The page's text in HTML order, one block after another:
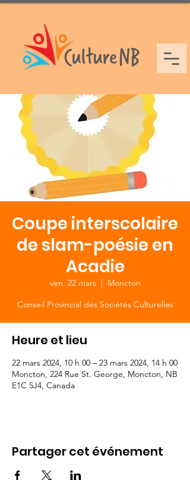
Coupe interscolaire
de slam-poésie en
Acadie
ven. 22 mars
  |
Moncton
Conseil Provincial des Sociétés Culturelles
Heure et lieu
22 mars 2024, 10 h 00 – 23 mars 2024, 14 h 00
Moncton, 224 Rue St. George, Moncton, NB
E1C 5J4, Canada
Partager cet événement